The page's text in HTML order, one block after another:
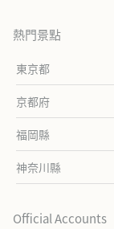
熱門景點
東京都
京都府
福岡縣
神奈川縣
Official Accounts